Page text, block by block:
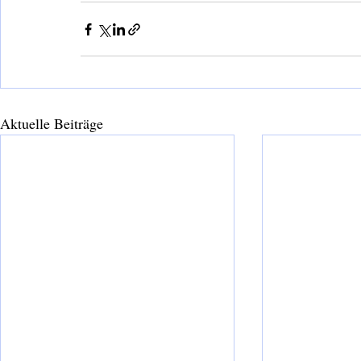
Aktuelle Beiträge